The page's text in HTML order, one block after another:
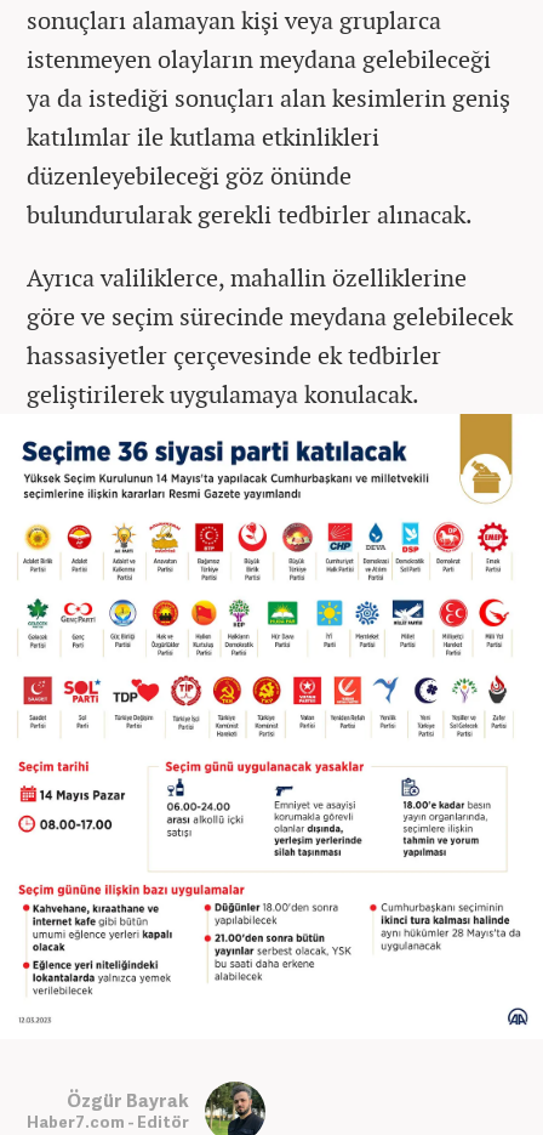
sonuçları alamayan kişi veya gruplarca
istenmeyen olayların meydana gelebileceği
ya da istediği sonuçları alan kesimlerin geniş
katılımlar ile kutlama etkinlikleri
düzenleyebileceği göz önünde
bulundurularak gerekli tedbirler alınacak.
Ayrıca valiliklerce, mahallin özelliklerine
göre ve seçim sürecinde meydana gelebilecek
hassasiyetler çerçevesinde ek tedbirler
geliştirilerek uygulamaya konulacak.
Özgür Bayrak
Haber7.com - Editör